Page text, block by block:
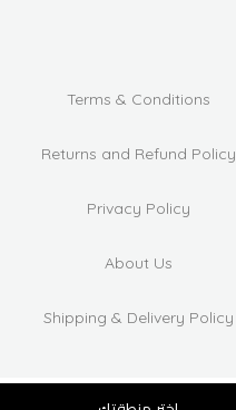
Terms & Conditions
Returns and Refund Policy
Privacy Policy
About Us
Shipping & Delivery Policy